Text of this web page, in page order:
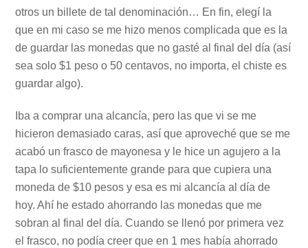
otros un billete de tal denominación… En fin, elegí la
que en mi caso se me hizo menos complicada que es la
de guardar las monedas que no gasté al final del día (así
sea solo $1 peso o 50 centavos, no importa, el chiste es
guardar algo).
Iba a comprar una alcancía, pero las que vi se me
hicieron demasiado caras, así que aproveché que se me
acabó un frasco de mayonesa y le hice un agujero a la
tapa lo suficientemente grande para que cupiera una
moneda de $10 pesos y esa es mi alcancía al día de
hoy. Ahí he estado ahorrando las monedas que me
sobran al final del día. Cuando se llenó por primera vez
el frasco, no podía creer que en 1 mes había ahorrado